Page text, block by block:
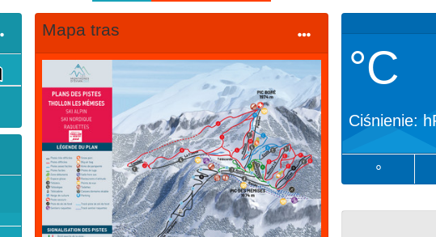
Mapa tras
°C
Ciśnienie:
°